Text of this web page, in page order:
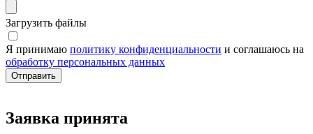
Загрузить файлы
Я принимаю политику конфиденциальности и соглашаюсь на
обработку персональных данных
Заявка принята